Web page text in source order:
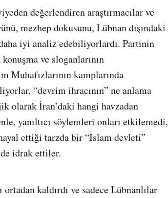
değerlendiren araştırmacılar ve
mezhep dokusunu, Lübnan dışındaki
iyi analiz edebiliyorlardı. Partinin
ve sloganlarının
Muhafızlarının kamplarında
“devrim ihracının” ne anlama
İran’daki hangi havzadan
yanıltıcı söylemleri onları etkilemedi,
ettiği tarzda bir “İslam devleti”
idrak ettiler.
ortadan kaldırdı ve sadece Lübnanlılar